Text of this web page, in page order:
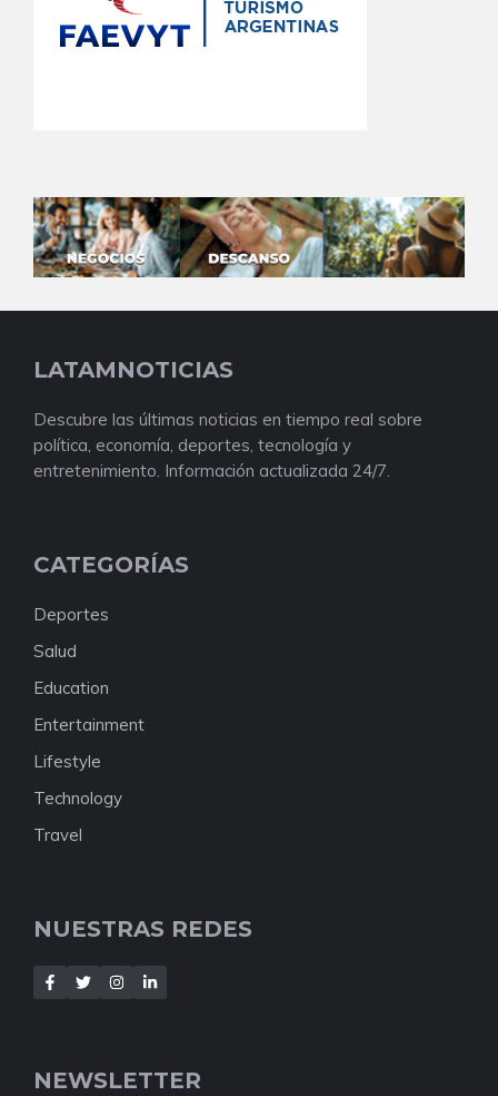
LATAMNOTICIAS
Descubre las últimas noticias en tiempo real sobre
política, economía, deportes, tecnología y
entretenimiento. Información actualizada 24/7.
CATEGORÍAS
Deportes
Salud
Education
Entertainment
Lifestyle
Technology
Travel
NUESTRAS REDES
NEWSLETTER